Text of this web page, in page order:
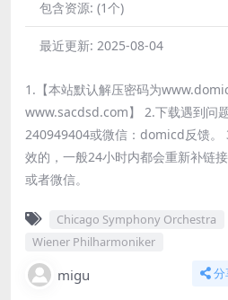
包含资源: (1个)
最近更新: 2025-08-04
1.【本站默认解压密码为
www.sacdsd.com】 2.下载遇到问
240949404或微信：domicd反馈。
效的，一般24小时内都会重新补链
或者微信。
Chicago Symphony Orchestra
Wiener Philharmoniker
migu 分